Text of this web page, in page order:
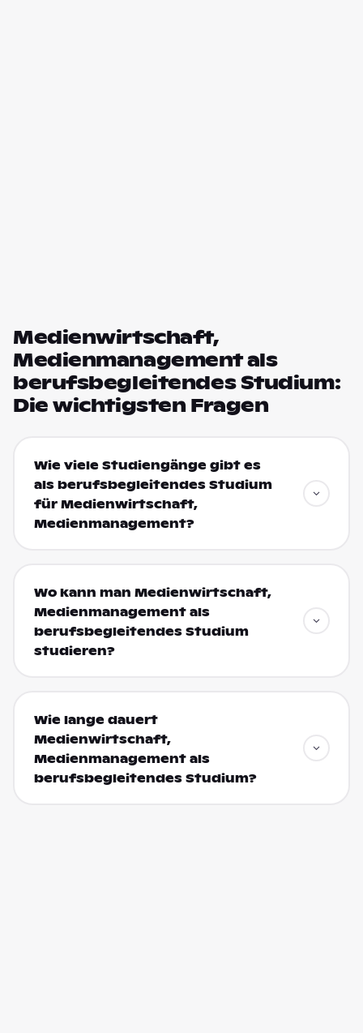
Medienwirtschaft,
Medienmanagement als
berufsbegleitendes Studium:
Die wichtigsten Fragen
Wie viele Studiengänge gibt es
als berufsbegleitendes Studium
für Medienwirtschaft,
Medienmanagement?
Wo kann man Medienwirtschaft,
Medienmanagement als
berufsbegleitendes Studium
studieren?
Wie lange dauert
Medienwirtschaft,
Medienmanagement als
berufsbegleitendes Studium?